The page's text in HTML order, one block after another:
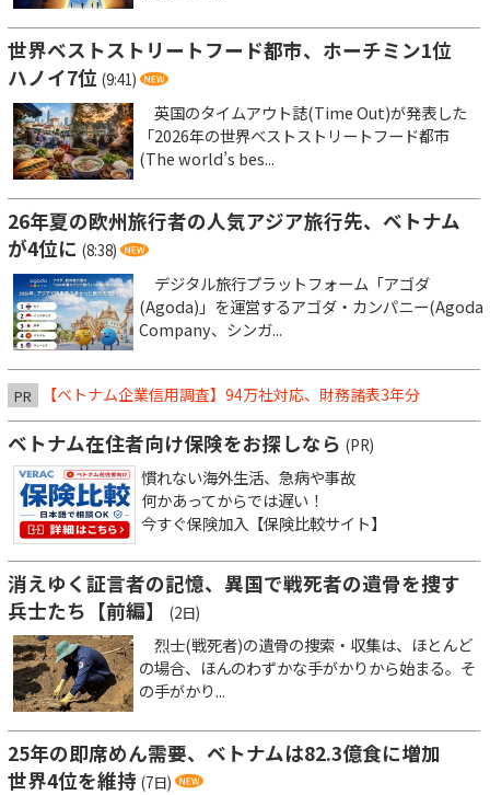
世界ベストストリートフード都市、ホーチミン1位
ハノイ7位 (9:41)
英国のタイムアウト誌(Time Out)が発表した
「2026年の世界ベストストリートフード都市
(The world’s bes...
26年夏の欧州旅行者の人気アジア旅行先、ベトナム
が4位に (8:38)
デジタル旅行プラットフォーム「アゴダ
(Agoda)」を運営するアゴダ・カンパニー(Agoda
Company、シンガ...
PR 【ベトナム企業信用調査】94万社対応、財務諸表3年分
ベトナム在住者向け保険をお探しなら (PR)
慣れない海外生活、急病や事故
何かあってからでは遅い！
今すぐ保険加入【保険比較サイト】
消えゆく証言者の記憶、異国で戦死者の遺骨を捜す
兵士たち【前編】
(2日)
烈士(戦死者)の遺骨の捜索・収集は、ほとんど
の場合、ほんのわずかな手がかりから始まる。そ
の手がかり...
25年の即席めん需要、ベトナムは82.3億食に増加
世界4位を維持 (7日)